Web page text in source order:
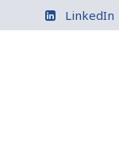
LinkedIn